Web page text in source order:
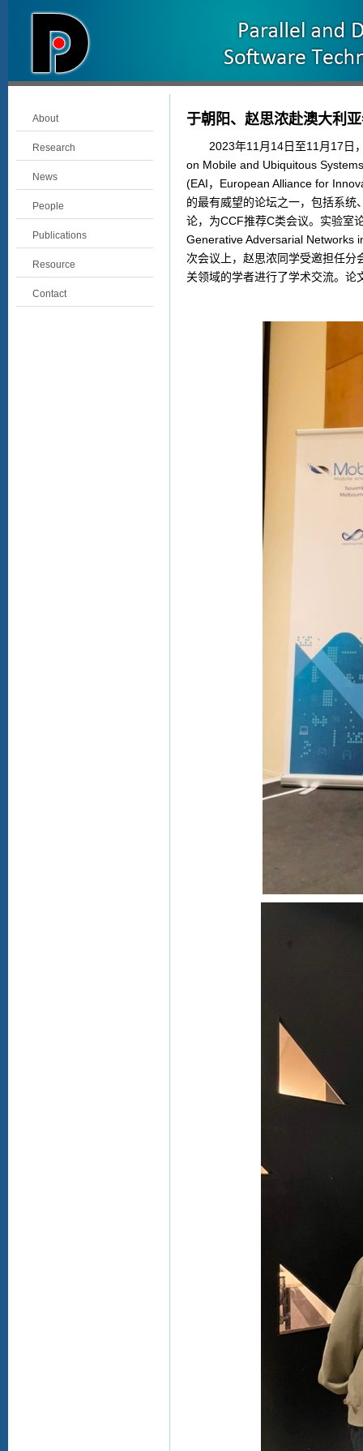
About
Research
News
People
Publications
Resource
Contact
于朝阳、赵思浓赴澳大利
2023年11 月 14日至11 月 17 日
on Mobile and Ubiquitous
(EAI， European Alliance for
的最有威望的论坛之一，包括系
论，为CCF推荐C类会议。实验室
Generative Adversarial Networks
次会议上，赵思浓同学受邀担任
关领域的学者进行了学术交流。论